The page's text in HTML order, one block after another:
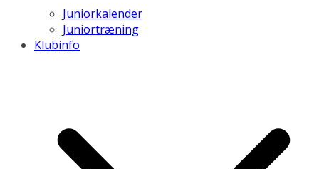
Juniorkalender
Juniortræning
Klubinfo